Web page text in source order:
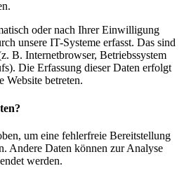
oder nach Ihrer Einwilligung
unsere IT-Systeme erfasst. Das sind
B. Internetbrowser, Betriebssystem
Die Erfassung dieser Daten erfolgt
Website betreten.
um eine fehlerfreie Bereitstellung
Andere Daten können zur Analyse
werden.